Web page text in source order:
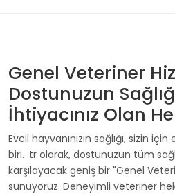
Genel Veteriner
Dostunuzun
İhtiyacınız Olan
Evcil hayvanınızın sağlığı, sizin
biri. .tr olarak, dostunuzun tüm
karşılayacak geniş bir "Genel
sunuyoruz. Deneyimli veteriner